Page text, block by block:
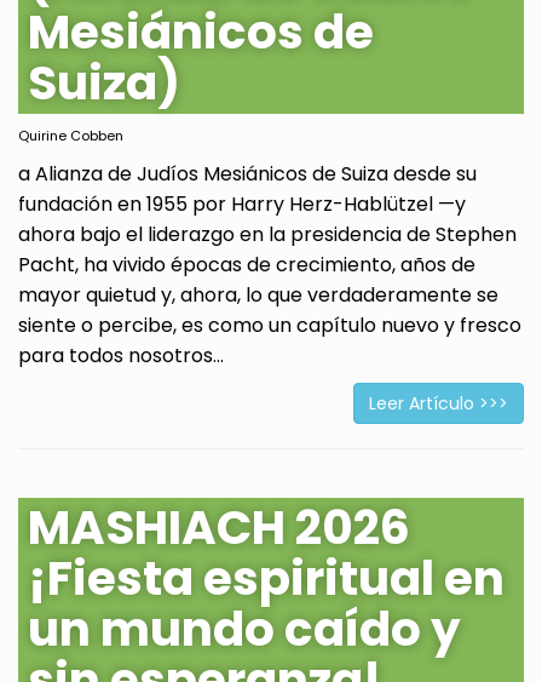
Mesiánicos de
Suiza)
Quirine Cobben
a Alianza de Judíos Mesiánicos de Suiza desde su
fundación en 1955 por Harry Herz-Hablützel —y
ahora bajo el liderazgo en la presidencia de Stephen
Pacht, ha vivido épocas de crecimiento, años de
mayor quietud y, ahora, lo que verdaderamente se
siente o percibe, es como un capítulo nuevo y fresco
para todos nosotros...
Leer Artículo >>>
MASHIACH 2026
¡Fiesta espiritual en
un mundo caído y